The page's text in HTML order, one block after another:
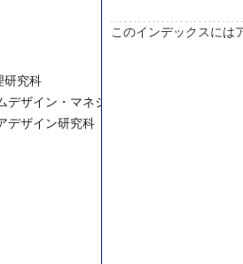
研究科
デザイン・マネジメント研究科
デザイン研究科
このインデックスには